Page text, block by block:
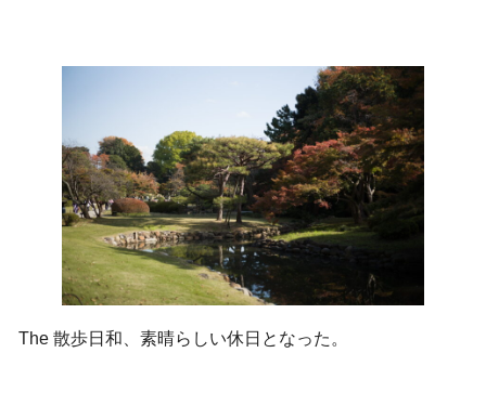
The 散歩日和、素晴らしい休日となった。